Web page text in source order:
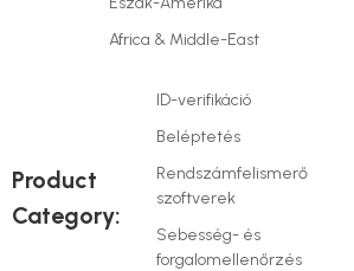
Africa & Middle-East
Product
Category:
ID-verifikáció
Beléptetés
Rendszámfelismerő
szoftverek
Sebesség- és
forgalomellenőrzés